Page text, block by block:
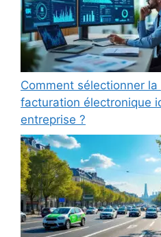
Comment sélectionner
facturation électronique
entreprise ?